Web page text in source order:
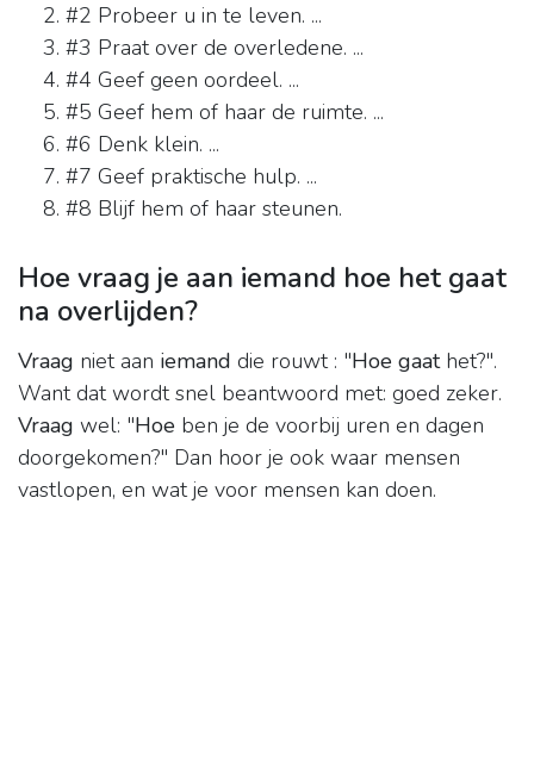
#2 Probeer u in te leven. ...
#3 Praat over de overledene. ...
#4 Geef geen oordeel. ...
#5 Geef hem of haar de ruimte. ...
#6 Denk klein. ...
#7 Geef praktische hulp. ...
#8 Blijf hem of haar steunen.
Hoe vraag je aan iemand hoe het gaat
na overlijden?
Vraag niet aan iemand die rouwt : "Hoe gaathet?".
Want dat wordt snel beantwoord met: goed zeker.
Vraag wel: "Hoe ben je de voorbij uren en dagen
doorgekomen?" Dan hoor je ook waar mensen
vastlopen, en wat je voor mensen kan doen.